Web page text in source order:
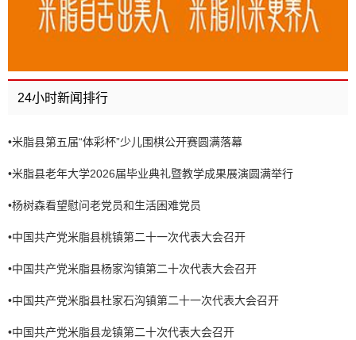
24小时新闻排行
•米脂县第五届“体彩杯”少儿围棋公开赛圆满落幕
•米脂县老年大学2026届毕业典礼暨教学成果展演圆满举行
•杨树森看望慰问老党员和生活困难党员
•中国共产党米脂县桃镇第二十一次代表大会召开
•中国共产党米脂县杨家沟镇第二十次代表大会召开
•中国共产党米脂县杜家石沟镇第二十一次代表大会召开
•中国共产党米脂县龙镇第二十次代表大会召开